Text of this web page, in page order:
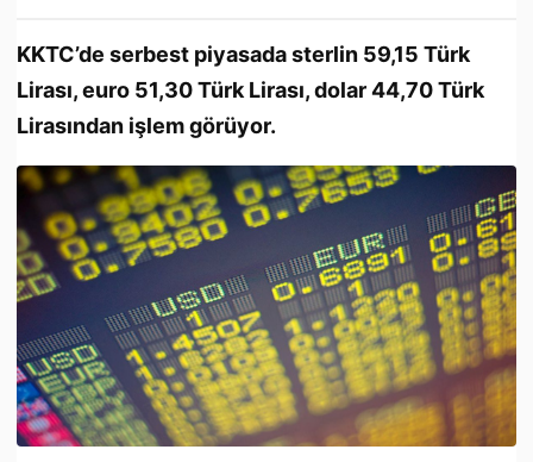
KKTC’de serbest piyasada sterlin 59,15 Türk
Lirası, euro 51,30 Türk Lirası, dolar 44,70 Türk
Lirasından işlem görüyor.